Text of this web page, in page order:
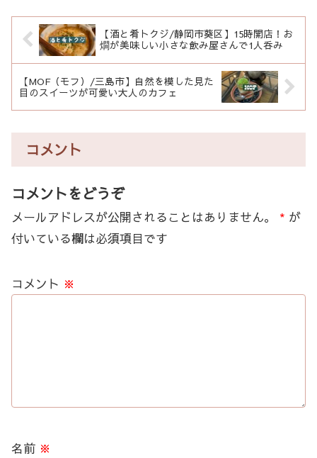
【酒と肴トクジ/静岡市葵区】15時開店！お
燗が美味しい小さな飲み屋さんで1人呑み
【MOF（モフ）/三島市】自然を模した見た
目のスイーツが可愛い大人のカフェ
コメント
コメントをどうぞ
メールアドレスが公開されることはありません。 * が
付いている欄は必須項目です
コメント ※
名前 ※